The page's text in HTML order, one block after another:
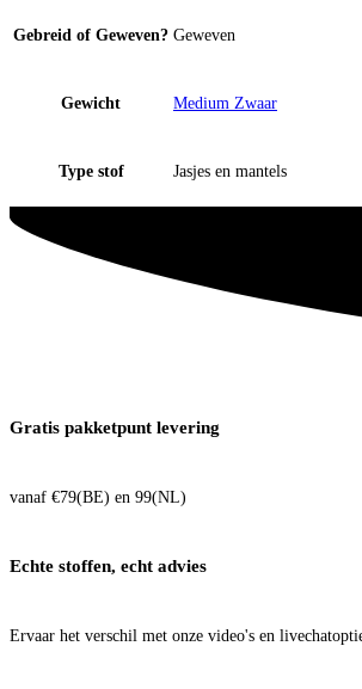
Gebreid of Geweven? Geweven
Gewicht Medium Zwaar
Type stof Jasjes en mantels
Gratis pakketpunt levering
vanaf €79(BE) en 99(NL)
Echte stoffen, echt advies
Ervaar het verschil met onze video's en